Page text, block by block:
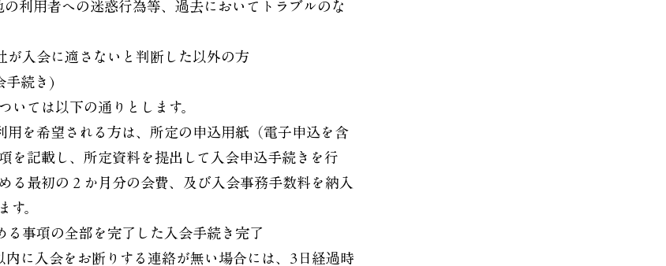
利用者への迷惑行為等、過去においてトラブルのな
が入会に適さないと判断した以外の方
手続き)
いては以下の通りとします。
用を希望される方は、所定の申込用紙（電子申込を含
を記載し、所定資料を提出して入会申込手続きを行
る最初の２か月分の会費、及び入会事務手数料を納入
す。
る事項の全部を完了した入会手続き完了
内に入会をお断りする連絡が無い場合には、3日経過時